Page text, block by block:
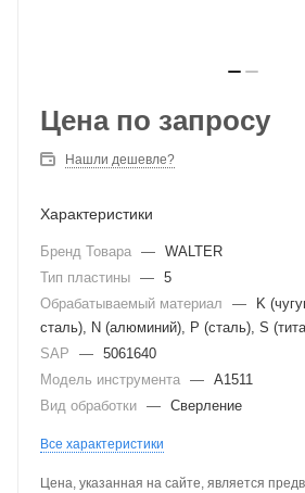
Цена по запросу
Нашли дешевле?
Характеристики
Бренд Товара — WALTER
Тип пластины — 5
Обрабатываемый материал
—
K
сталь), N (алюминий), P (сталь), S
SAP
— 5061640
Модель инструмента — A1511
Вид обработки — Сверление
Все характеристики
Цена, указанная на сайте, является